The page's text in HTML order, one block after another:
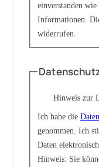
einverstanden
Informationen.
widerrufen.
Hinweis zur
Ich habe die
genommen. Ich
Daten
Hinweis: Sie